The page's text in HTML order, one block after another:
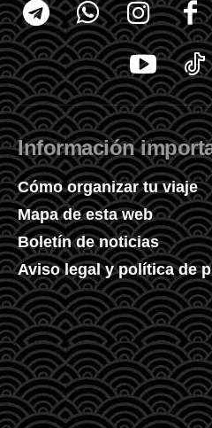
Información
Cómo organizar tu viaje
Mapa de esta web
Boletín de noticias
Aviso legal y política de